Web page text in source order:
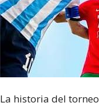
La historia del